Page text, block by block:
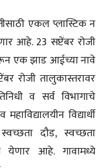
एकल प्लास्टिक न
आहे. 23 सप्टेंबर रोजी
एक झाड आईच्या नावे
रोजी तालुकास्तरावर
व सर्व विभागाचे
विद्यार्थी
दौड, स्वच्छता
येणार आहे. गावामध्ये